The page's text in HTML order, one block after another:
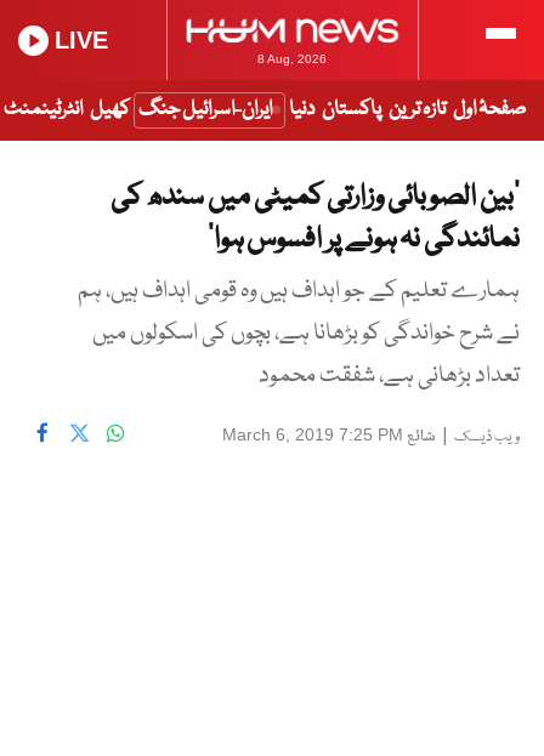
8 Aug, 2026
LIVE
صفحۂ اول تازہ ترین پاکستان دنیا ایران-اسرائیل جنگ کھیل انٹرٹینمنٹ
’بین الصوبائی وزارتی کمیٹی میں سندھ کی
نمائندگی نہ ہونے پر افسوس ہوا‘
ہمارے تعلیم کے جو اہداف ہیں وہ قومی اہداف ہیں، ہم
نے شرح خواندگی کو بڑھانا ہے، بچوں کی اسکولوں میں
تعداد بڑھانی ہے، شفقت محمود
ویب ڈیسک | شائع March 6, 2019 7:25 PM